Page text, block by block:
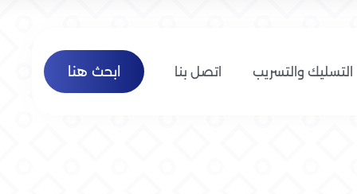
التسليك والتسريب اتصل بنا ابحث هنا